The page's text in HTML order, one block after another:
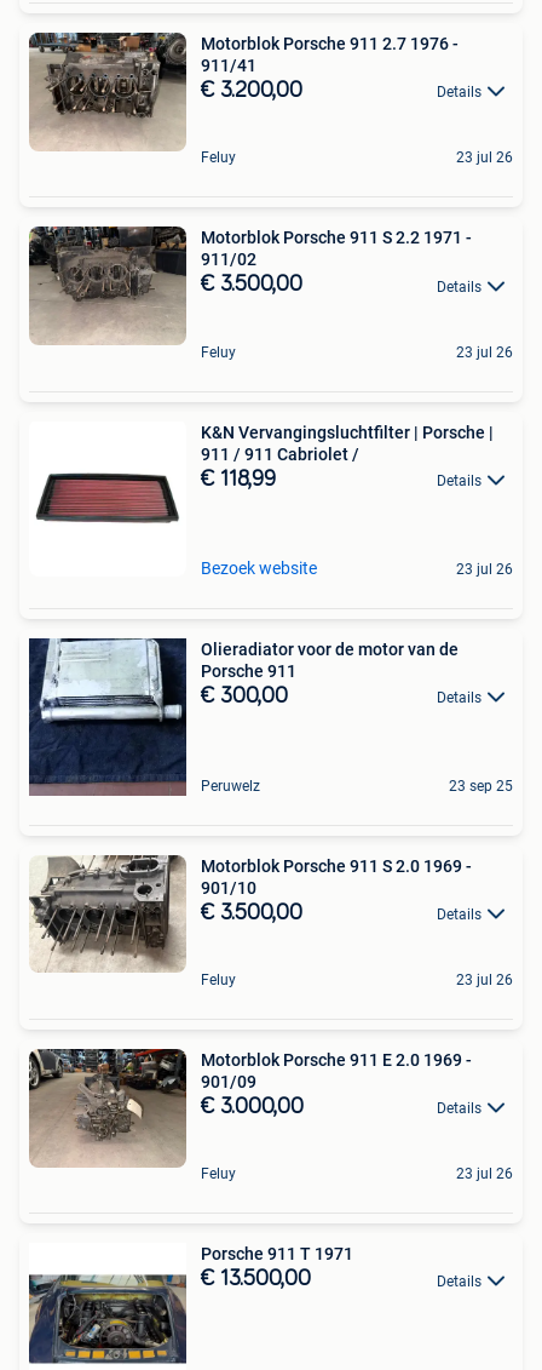
Motorblok Porsche 911 2.7 1976 -
911/41
€ 3.200,00 Details
Feluy 23 jul 26
Motorblok Porsche 911 S 2.2 1971 -
911/02
€ 3.500,00 Details
Feluy 23 jul 26
K&N Vervangingsluchtfilter | Porsche |
911 / 911 Cabriolet /
€ 118,99 Details
Bezoek website 23 jul 26
Olieradiator voor de motor van de
Porsche 911
€ 300,00 Details
Peruwelz 23 sep 25
Motorblok Porsche 911 S 2.0 1969 -
901/10
€ 3.500,00 Details
Feluy 23 jul 26
Motorblok Porsche 911 E 2.0 1969 -
901/09
€ 3.000,00 Details
Feluy 23 jul 26
Porsche 911 T 1971
€ 13.500,00 Details